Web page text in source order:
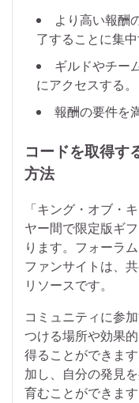
より高い報酬
了することに集中
ギルドやチー
にアクセスする。
報酬の要件を
コードを取得す
方法
「キング・オブ・
ヤー間で限定版ギ
ります。フォーラ
ファンサイトは、
リソースです。
コミュニティに参
つける場所や効果
得ることができま
加し、自分の発見
育むことができます